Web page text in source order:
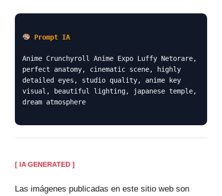
Prompt IA
Anime Crunchyroll Anime Expo Luffy Netorare,
perfect anatomy, cinematic scene, highly
detailed eyes, studio quality, anime key
visual, beautiful lighting, japanese temple,
dream atmosphere
[ IA GENERATED ]
Las imágenes publicadas en este sitio web son